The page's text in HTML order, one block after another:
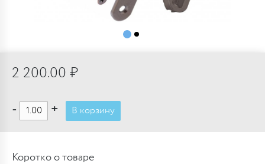
2 200.00 ₽
- + В корзину
Коротко о товаре